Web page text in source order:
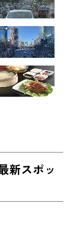
新スポッ